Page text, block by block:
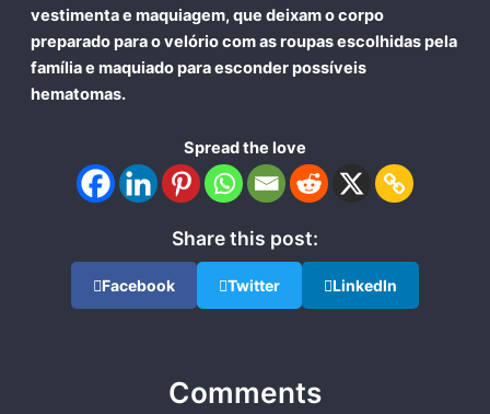
vestimenta e maquiagem, que deixam o corpo
preparado para o velório com as roupas escolhidas pela
família e maquiado para esconder possíveis
hematomas.
Spread the love
Share this post:
Facebook Twitter LinkedIn
Comments